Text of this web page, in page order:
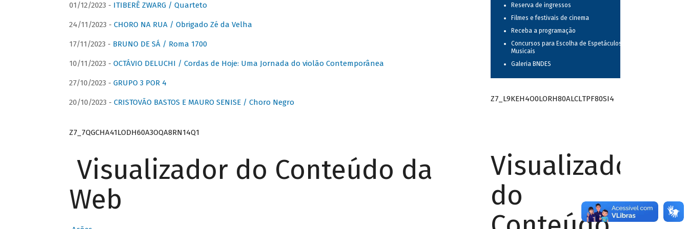
01/12/2023 - ITIBERÊ ZWARG / Quarteto
24/11/2023 - CHORO NA RUA / Obrigado Zé da Velha
17/11/2023 - BRUNO DE SÁ / Roma 1700
10/11/2023 - OCTÁVIO DELUCHI / Cordas de Hoje: Uma Jornada do violão Contemporânea
27/10/2023 - GRUPO 3 POR 4
20/10/2023 - CRISTOVÃO BASTOS E MAURO SENISE / Choro Negro
Z7_7QGCHA41LODH60A3OQA8RN14Q1
Visualizador do Conteúdo da
Web
Reserva de ingressos
Filmes e festivais de cinema
Receba a programação
Concursos para Escolha de Espetáculos
Musicais
Galeria BNDES
Z7_L9KEH4O0LORH80ALCLTPF80SI4
Visualizador
do